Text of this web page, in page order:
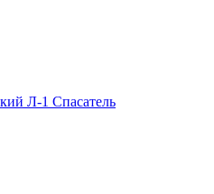
Л-1 Спасатель